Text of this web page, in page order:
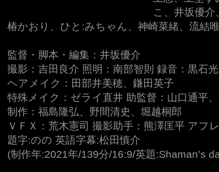
こ、井坂優
椿かおり、ひと:みちゃん、神崎菜緒、流結
監督・脚本・編集：井坂優介
撮影：吉田良介 照明：南部智則 録音：黒石
ヘアメイク：田部井美穂、鎌田英子
特殊メイク：ゼライ直井 助監督：山口通平
制作：福島隆弘、野間清史、堀越桐郎
ＶＦＸ：荒木憲司 撮影助手：熊澤匡平 アフ
題字:のの 英語字幕:松田慎介
(制作年:2021年/139分/16:9/英題:Shaman’s